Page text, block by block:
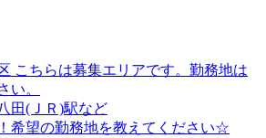
こちらは募集エリアです。勤務地は
い。
田(ＪＲ)駅など
希望の勤務地を教えてください☆